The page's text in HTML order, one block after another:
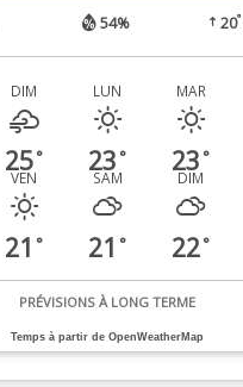
54% 20°
DIM
25°
LUN
23 °
MAR
23 °
VEN
21 °
SAM
21 °
DIM
22°
PRÉVISIONS À LONG TERME
Temps à partir de OpenWeatherMap